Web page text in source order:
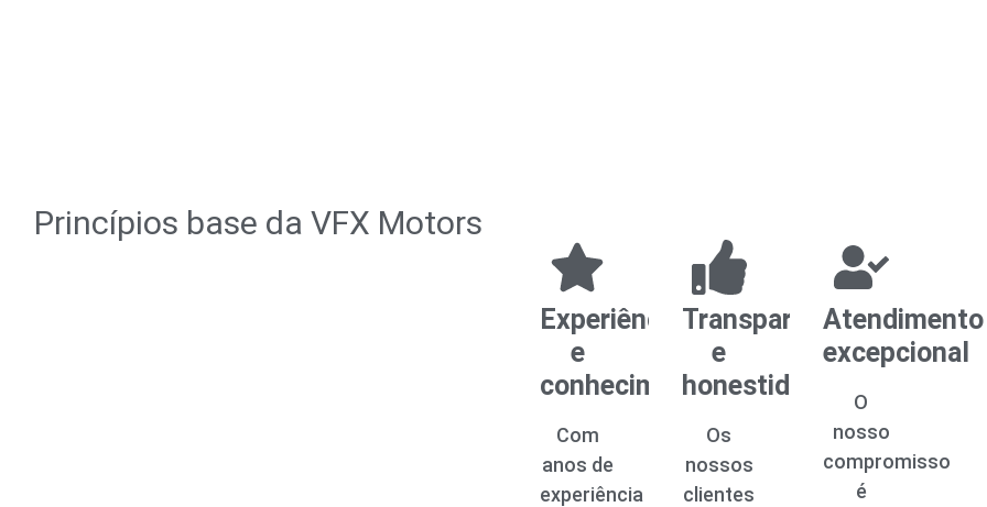
Princípios base da VFX Motors
Experiência
e
conhecimento
Com
anos de
experiência
Transparência
e
honestidade
Os
nossos
clientes
Atendimento
excepcional
O
nosso
compromisso
é